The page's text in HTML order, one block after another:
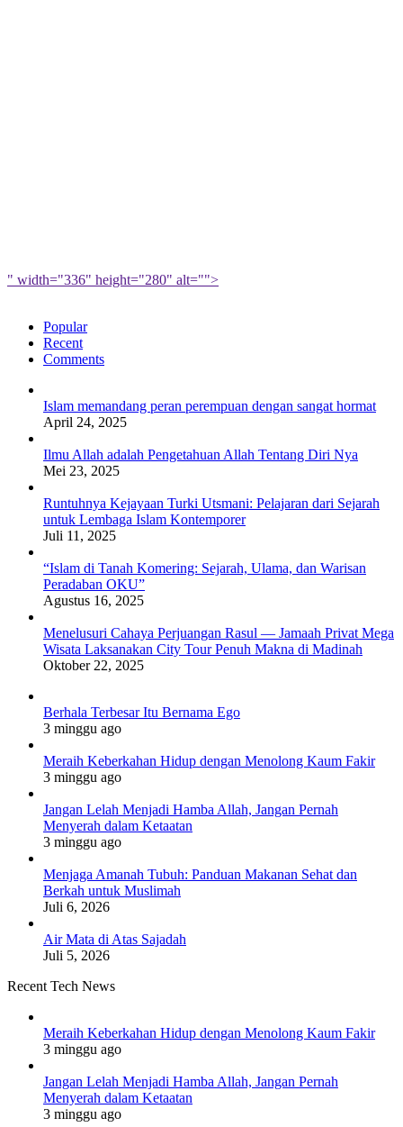
" width="336" height="280" alt="">
Popular
Recent
Comments
Islam memandang peran perempuan dengan sangat hormat
April 24, 2025
Ilmu Allah adalah Pengetahuan Allah Tentang Diri Nya
Mei 23, 2025
Runtuhnya Kejayaan Turki Utsmani: Pelajaran dari Sejarah
untuk Lembaga Islam Kontemporer
Juli 11, 2025
“Islam di Tanah Komering: Sejarah, Ulama, dan Warisan
Peradaban OKU”
Agustus 16, 2025
Menelusuri Cahaya Perjuangan Rasul — Jamaah Privat Mega
Wisata Laksanakan City Tour Penuh Makna di Madinah
Oktober 22, 2025
Berhala Terbesar Itu Bernama Ego
3 minggu ago
Meraih Keberkahan Hidup dengan Menolong Kaum Fakir
3 minggu ago
Jangan Lelah Menjadi Hamba Allah, Jangan Pernah
Menyerah dalam Ketaatan
3 minggu ago
Menjaga Amanah Tubuh: Panduan Makanan Sehat dan
Berkah untuk Muslimah
Juli 6, 2026
Air Mata di Atas Sajadah
Juli 5, 2026
Recent Tech News
Meraih Keberkahan Hidup dengan Menolong Kaum Fakir
3 minggu ago
Jangan Lelah Menjadi Hamba Allah, Jangan Pernah
Menyerah dalam Ketaatan
3 minggu ago